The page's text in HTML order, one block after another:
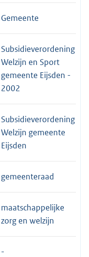
Gemeente
Subsidieverordening
Welzijn en Sport
gemeente Eijsden -
2002
Subsidieverordening
Welzijn gemeente
Eijsden
gemeenteraad
maatschappelijke
zorg en welzijn